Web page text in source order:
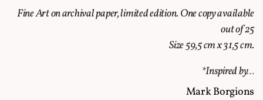
Fine Art on archival paper, limited edition. One copy available
out of 25
Size 59,5 cm x 31,5 cm.
*Inspired by…
Mark Borgions